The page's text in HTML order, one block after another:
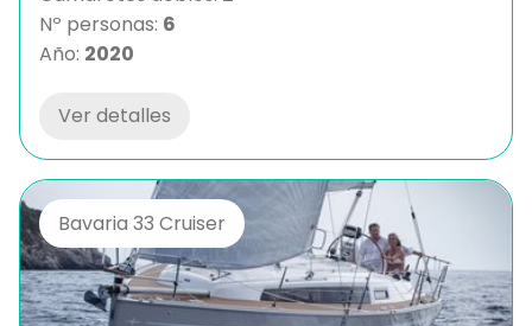
Nº personas: 6
Año: 2020
Ver detalles
Bavaria 33 Cruiser